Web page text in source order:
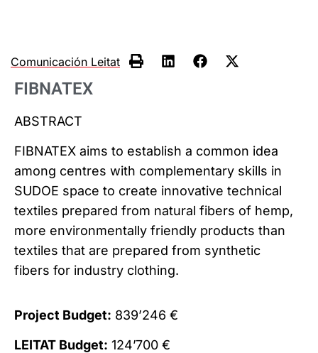
Comunicación Leitat
FIBNATEX
ABSTRACT
FIBNATEX aims to establish a common idea
among centres with complementary skills in
SUDOE space to create innovative technical
textiles prepared from natural fibers of hemp,
more environmentally friendly products than
textiles that are prepared from synthetic
fibers for industry clothing.
Project Budget: 839’246 €
LEITAT Budget: 124’700 €